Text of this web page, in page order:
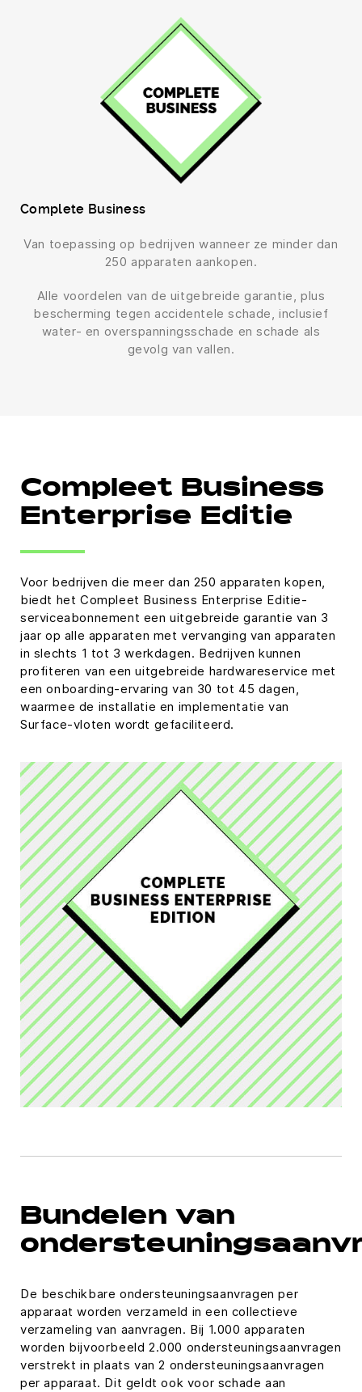
Complete Business
Van toepassing op bedrijven wanneer ze minder dan
250 apparaten aankopen.
Alle voordelen van de uitgebreide garantie, plus
bescherming tegen accidentele schade, inclusief
water- en overspanningsschade en schade als
gevolg van vallen.
Compleet Business
Enterprise Editie
Voor bedrijven die meer dan 250 apparaten kopen,
biedt het Compleet Business Enterprise Editie-
serviceabonnement een uitgebreide garantie van 3
jaar op alle apparaten met vervanging van apparaten
in slechts 1 tot 3 werkdagen. Bedrijven kunnen
profiteren van een uitgebreide hardwareservice met
een onboarding-ervaring van 30 tot 45 dagen,
waarmee de installatie en implementatie van
Surface-vloten wordt gefaciliteerd.
Bundelen van
De beschikbare ondersteuningsaanvragen per
apparaat worden verzameld in een collectieve
verzameling van aanvragen. Bij 1.000 apparaten
worden bijvoorbeeld 2.000 ondersteuningsaanvragen
verstrekt in plaats van 2 ondersteuningsaanvragen
per apparaat. Dit geldt ook voor schade aan